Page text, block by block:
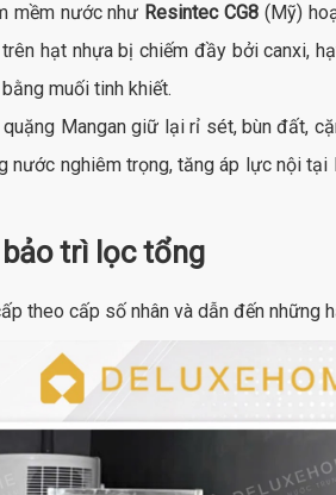
mềm nước như Resintec CG8 (Mỹ)
hạt nhựa bị chiếm đầy bởi canxi,
muối tinh khiết.
Mangan giữ lại rỉ sét, bùn đất,
nghiêm trọng, tăng áp lực nội
trì lọc tổng
theo cấp số nhân và dẫn đến những